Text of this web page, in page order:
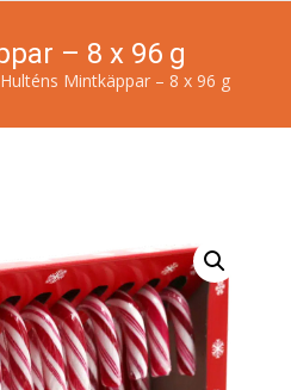
– 8 x 96 g
Hulténs Mintkäppar – 8 x 96 g